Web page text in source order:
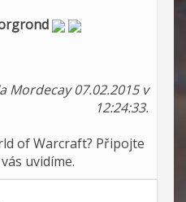
Mordecay 07.02.2015 v
12:24:33.
of Warcraft? Připojte
uvidíme.